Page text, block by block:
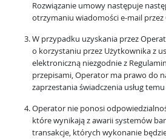
Rozwiązanie umowy następuje
otrzymaniu wiadomości e-mail
W przypadku uzyskania przez
o korzystaniu przez Użytkownika z
elektroniczną niezgodnie z
przepisami, Operator ma prawo do
zaprzestania świadczenia usług
Operator nie ponosi
które wynikają z awarii systemów
transakcje, których wykonanie